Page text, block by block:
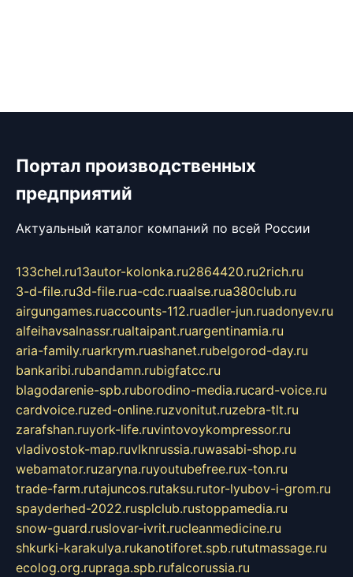
Портал производственных
предприятий
Актуальный каталог компаний по всей России
133chel.ru13autor-kolonka.ru2864420.ru2rich.ru
3-d-file.ru3d-file.rua-cdc.ruaalse.rua380club.ru
airgungames.ruaccounts-112.ruadler-jun.ruadonyev.ru
alfeihavsalnassr.rualtaipant.ruargentinamia.ru
aria-family.ruarkrym.ruashanet.rubelgorod-day.ru
bankaribi.rubandamn.rubigfatcc.ru
blagodarenie-spb.ruborodino-media.rucard-voice.ru
cardvoice.ruzed-online.ruzvonitut.ruzebra-tlt.ru
zarafshan.ruyork-life.ruvintovoykompressor.ru
vladivostok-map.ruvlknrussia.ruwasabi-shop.ru
webamator.ruzaryna.ruyoutubefree.rux-ton.ru
trade-farm.rutajuncos.rutaksu.rutor-lyubov-i-grom.ru
spayderhed-2022.rusplclub.rustoppamedia.ru
snow-guard.ruslovar-ivrit.rucleanmedicine.ru
shkurki-karakulya.rukanotiforet.spb.rututmassage.ru
ecolog.org.rupraga.spb.rufalcorussia.ru